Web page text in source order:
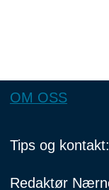
OM OSS
Tips og kontakt:
Redaktør